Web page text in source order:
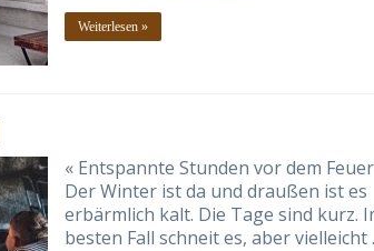
Weiterlesen »
« Entspannte Stunden vor dem
Der Winter ist da und draußen ist es
erbärmlich kalt. Die Tage sind kurz.
besten Fall schneit es, aber vielleicht